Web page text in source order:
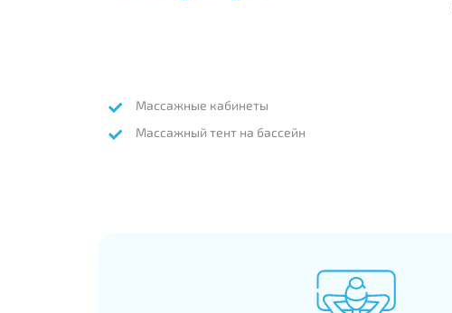
Массажные кабинеты
Массажный тент на бассейн